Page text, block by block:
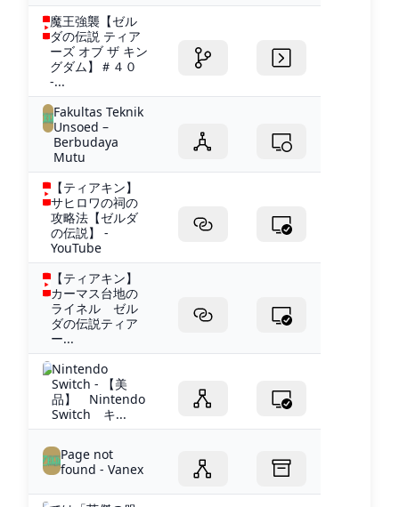
魔王強襲【ゼル
ダの伝説 ティア
ーズ オブ ザ キン
グダム】＃４０
-...
Fakultas Teknik
Unsoed –
Berbudaya
Mutu
【ティアキン】
サヒロワの祠の
攻略法【ゼルダ
の伝説】 -
YouTube
【ティアキン】
カーマス台地の
ライネル ゼル
ダの伝説ティア
ー...
Nintendo
Switch - 【美
品】 Nintendo
Switch キ...
Page not
found - Vanex